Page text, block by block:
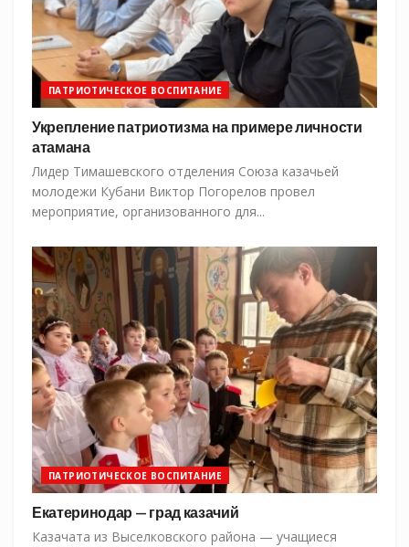
ПАТРИОТИЧЕСКОЕ ВОСПИТАНИЕ
Укрепление патриотизма на примере личности
атамана
Лидер Тимашевского отделения Союза казачьей
молодежи Кубани Виктор Погорелов провел
мероприятие, организованного для...
ПАТРИОТИЧЕСКОЕ ВОСПИТАНИЕ
Екатеринодар — град казачий
Казачата из Выселковского района — учащиеся